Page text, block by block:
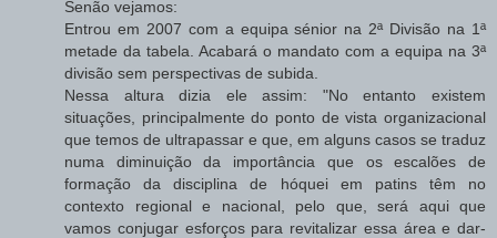
Senão vejamos:
Entrou em 2007 com a equipa sénior na 2ª Divisão na 1ª
metade da tabela. Acabará o mandato com a equipa na 3ª
divisão sem perspectivas de subida.
Nessa altura dizia ele assim: "No entanto existem
situações, principalmente do ponto de vista organizacional
que temos de ultrapassar e que, em alguns casos se traduz
numa diminuição da importância que os escalões de
formação da disciplina de hóquei em patins têm no
contexto regional e nacional, pelo que, será aqui que
vamos conjugar esforços para revitalizar essa área e dar-